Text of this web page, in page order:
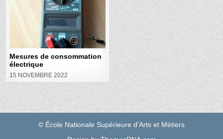
Mesures de consommation
électrique
15 NOVEMBRE 2022
© École Nationale Supérieure d’Arts et Métiers